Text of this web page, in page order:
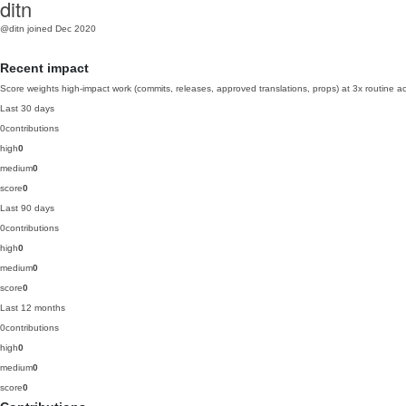
ditn
@ditn joined Dec 2020
Recent impact
Score weights high-impact work (commits, releases, approved translations, props) at 3x routine
Last 30 days
0contributions
high0
medium0
score0
Last 90 days
0contributions
high0
medium0
score0
Last 12 months
0contributions
high0
medium0
score0